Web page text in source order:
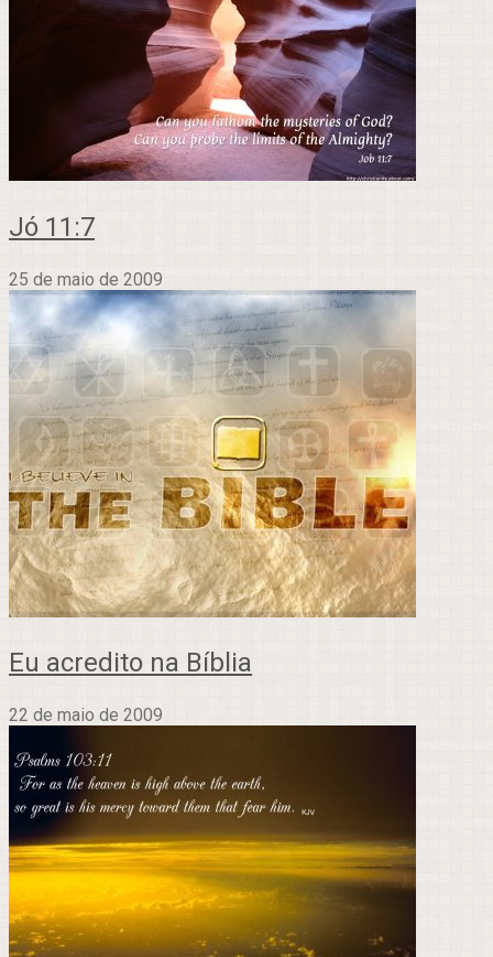
Jó 11:7
25 de maio de 2009
Eu acredito na Bíblia
22 de maio de 2009